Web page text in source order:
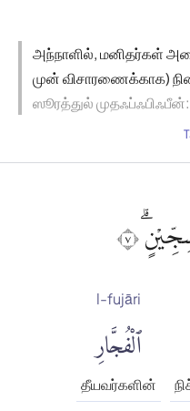
அந்நாளில், மனிதர்கள்
முன் விசாரணைக்காக)
ஸூரத்துல்
٧
l-fujāri
ٱلْفُجَّارِ
தீயவர்களின்